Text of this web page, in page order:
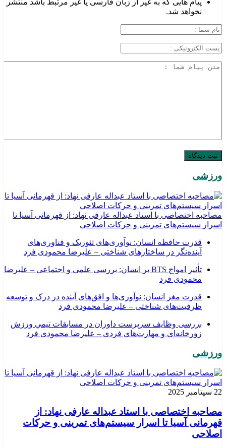
پیام هایی که به غیر از زبان فارسی یا غیر مرتبط باشد منتشر
نخواهد شد.
ورزشی
مصاحبه اختصاصی با استاد عبداله عارفی نهاد: از قهرمانی آسیا تا
اسرار سیستم‌های تمرینی و حرکات اصلاحی
قدرت حافظه انسان: نوآوری‌های تئوریک و فناوری‌های
آینده‌نگر در ساختارهای شناختی – علیرضا محمودی فرد
تأثیر امواج BTS بر انسان: بررسی علمی و اجتماعی – علیرضا
محمودی فرد
قدرت مغز انسان: نوآوری‌ها و افق‌های آینده در درک و توسعه
ظرفیت‌های شناختی – علیرضا محمودی فرد
بررسی وظايف سرپرست داوران در مسابقات تیمي ورزش
زورخانه‌ای و مهارت‌های فردی – علیرضا محمودی فرد
ورزشی
22 سپتامبر 2025
مصاحبه اختصاصی با استاد عبداله عارفی نهاد: از
قهرمانی آسیا تا اسرار سیستم‌های تمرینی و حرکات
اصلاحی